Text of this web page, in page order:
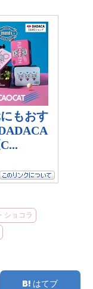
ショコラ
はてブ